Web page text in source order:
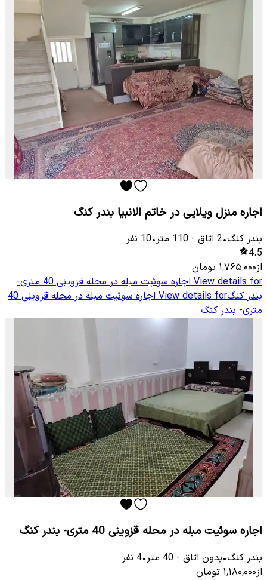
اجاره منزل ویلایی در خاتم الانبیا بندر کنگ
بندر کنگ•
2 اتاق -
110 متر•
10 نفر
4.5
از۱٬۷۶۵٬۰۰۰ تومان
View details for
اجاره سوئیت مبله در محله قزوینی 40 متری-
بندر کنگView details for
اجاره سوئیت مبله در محله قزوینی 40
متری- بندر کنگ
اجاره سوئیت مبله در محله قزوینی 40 متری- بندر کنگ
بندر کنگ•بدون اتاق -
40 متر•
4 نفر
از۱٬۱۸۰٬۰۰۰ تومان